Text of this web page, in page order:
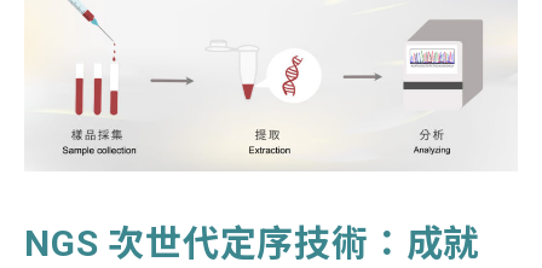
NGS 次世代定序技術：成就